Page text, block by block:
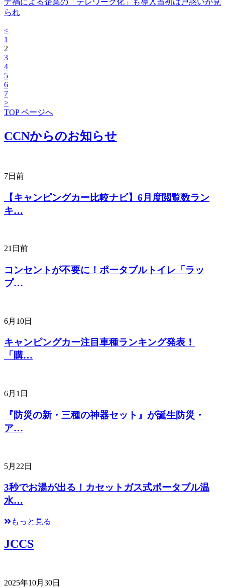
ナ禍による企業の「テレワーク化」も導入当初は戸惑いが見
られ
<
1
2
3
4
5
6
7
>
TOP ページへ
CCNからのお知らせ
7日前
【キャンピングカー比較ナビ】6月度閲覧数ラン
キ…
21日前
コンセントが不要に！ポータブルトイレ「ラッ
プ…
6月10日
キャンピングカー注目車種ランキング発表！
「購…
6月1日
『防災の新・三種の神器セット』が誕生防災・
ア…
5月22日
3秒でお湯が出る！カセットガス式ポータブル温
水…
もっと見る
JCCS
2025年10月30日